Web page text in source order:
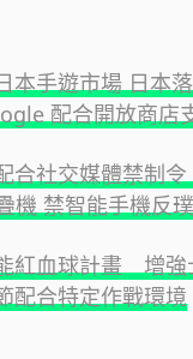
本手遊市場 日本
配合開放商店
合社交媒體禁制
機 禁智能手機反
紅血球計畫 增強
合特定作戰環境